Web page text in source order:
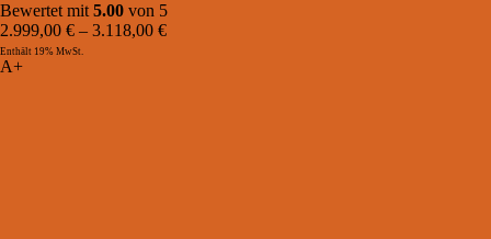
Bewertet mit 5.00 von 5
2.999,00 € – 3.118,00 €
Enthält 19% MwSt.
A+